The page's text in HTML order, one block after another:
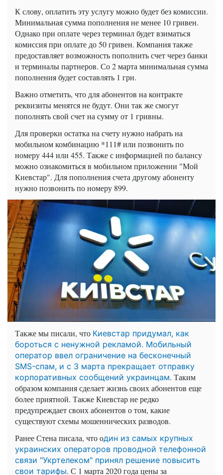
К слову, оплатить эту услугу можно будет без комиссии.
Минимальная сумма пополнения не менее 10 гривен.
Однако при оплате через терминал будет взиматься
комиссия при оплате до 50 гривен. Компания также
предоставляет возможность пополнить счет через банки
и терминалы партнеров. Со 2 марта минимальная сумма
пополнения будет составлять 1 грн.
Важно отметить, что для абонентов на контракте
реквизиты менятся не будут. Они так же смогут
пополнять свой счет на сумму от 1 гривны.
Для проверки остатка на счету нужно набрать на
мобильном комбинацию *111# или позвонить по
номеру 444 или 455. Также с информацией по балансу
можно ознакомиться в мобильном приложении "Мой
Киевстар". Для пополнения счета другому абоненту
нужно позвонить по номеру 899.
Также мы писали, что Киевстар придумал, как
бороться с ненужной рекламой. Мобильный
оператор ввел ограничение на бесконечный
SMS-спам, и с 3 марта прекращает отправку
корпоративных сообщений украинцам. Таким
образом компания сделает жизнь своих абонентов еще
более приятной. Также Киевстар не редко
предупреждает своих абонентов о том, какие
существуют схемы мошеннических разводов.
Ранее Стена писала, что один из самых крупных
украинских операторов проводной телефонной
связи "Укртелеком" принял решение повысить
свои тарифы. С 1 марта 2020 года цены за